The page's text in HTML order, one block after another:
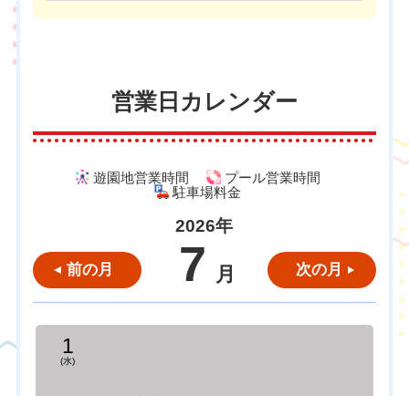
営業日カレンダー
遊園地営業時間
プール営業時間
駐車場料金
前の月
2026年
7 月 次の月
1
(水)